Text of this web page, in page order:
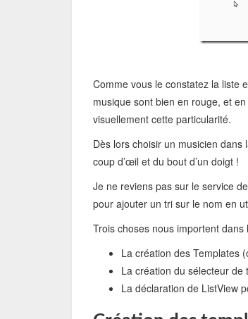
Comme vous le constatez la liste
musique sont bien en rouge, et
visuellement cette particularité.
Dès lors choisir un musicien dans
coup d’œil et du bout d’un doigt !
Je ne reviens pas sur le service
pour ajouter un tri sur le nom en
Trois choses nous importent
La création des Templates
La création du sélecteur
La déclaration de ListView